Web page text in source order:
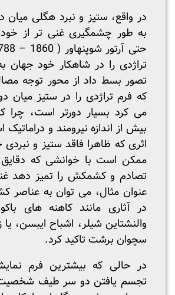
در واقع، ستیز و نبرد هگلی
به طور چشمگیری غنی تر از
تراژدی را در شاهکار خود جهان
تصور بسط داد از محور توجه
که فرم تراژدی را در ستیز
می کرد بسیار دورتر است، چرا
بیش از اندازه نیرومند و
اثری که ظاهرا فاقد ستیز و
ممکن است با خوانشی که دقایق
تصادم و کشمکش را تمیز دهد
عنوان مثال، می توان به عناصر
در آثاری مانند کاهنه های
والنشتاین شیلر، اشباح ایبسن،
سچوان برشت تاکید کرد.
در حالی که بیشترین فرم
تجسم یافتن دو سر طیف شخصیت